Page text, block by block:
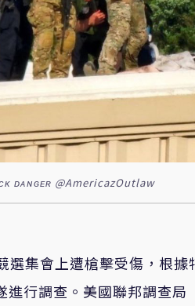
ᴅᴀɴɢᴇʀ @AmericazOutlaw
集會上遭槍擊受傷，根據
行調查。美國聯邦調查局